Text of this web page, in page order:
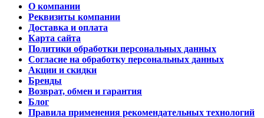
О компании
Реквизиты компании
Доставка и оплата
Карта сайта
Политики обработки персональных данных
Согласие на обработку персональных данных
Акции и скидки
Бренды
Возврат, обмен и гарантия
Блог
Правила применения рекомендательных технологий